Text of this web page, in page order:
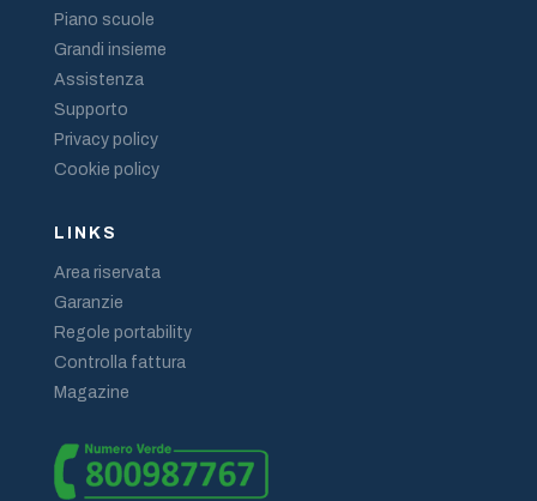
Piano scuole
Grandi insieme
Assistenza
Supporto
Privacy policy
Cookie policy
LINKS
Area riservata
Garanzie
Regole portability
Controlla fattura
Magazine